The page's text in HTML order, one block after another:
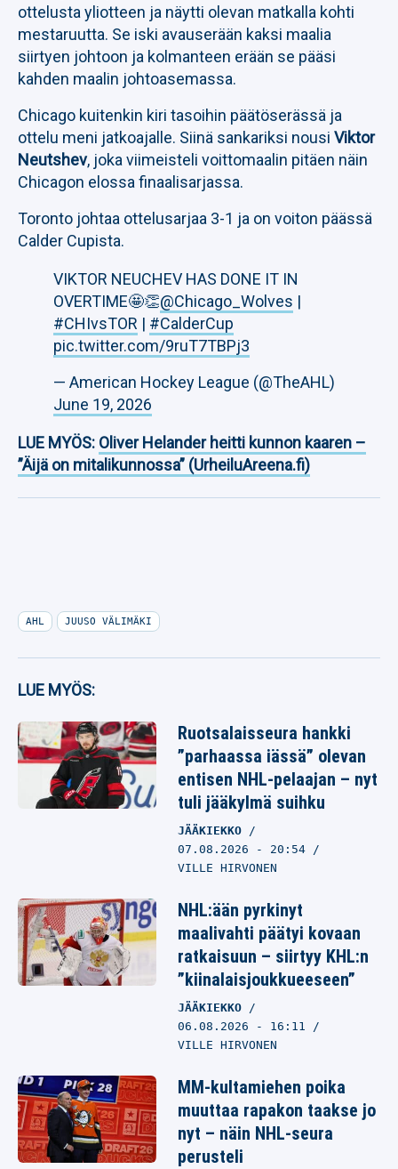
ottelusta yliotteen ja näytti olevan matkalla kohti
mestaruutta. Se iski avauserään kaksi maalia
siirtyen johtoon ja kolmanteen erään se pääsi
kahden maalin johtoasemassa.
Chicago kuitenkin kiri tasoihin päätöserässä ja
ottelu meni jatkoajalle. Siinä sankariksi nousi Viktor
Neutshev, joka viimeisteli voittomaalin pitäen näin
Chicagon elossa finaalisarjassa.
Toronto johtaa ottelusarjaa 3-1 ja on voiton päässä
Calder Cupista.
VIKTOR NEUCHEV HAS DONE IT IN
OVERTIME🤩👏@Chicago_Wolves |
#CHIvsTOR | #CalderCup
pic.twitter.com/9ruT7TBPj3
— American Hockey League (@TheAHL)
June 19, 2026
LUE MYÖS: Oliver Helander heitti kunnon kaaren –
”Äijä on mitalikunnossa” (UrheiluAreena.fi)
AHL JUUSO VÄLIMÄKI
LUE MYÖS:
Ruotsalaisseura hankki
”parhaassa iässä” olevan
entisen NHL-pelaajan – nyt
tuli jääkylmä suihku
JÄÄKIEKKO
07.08.2026 - 20:54
VILLE HIRVONEN
NHL:ään pyrkinyt
maalivahti päätyi kovaan
ratkaisuun – siirtyy KHL:n
”kiinalaisjoukkueeseen”
JÄÄKIEKKO
06.08.2026 - 16:11
VILLE HIRVONEN
MM-kultamiehen poika
muuttaa rapakon taakse jo
nyt – näin NHL-seura
perusteli